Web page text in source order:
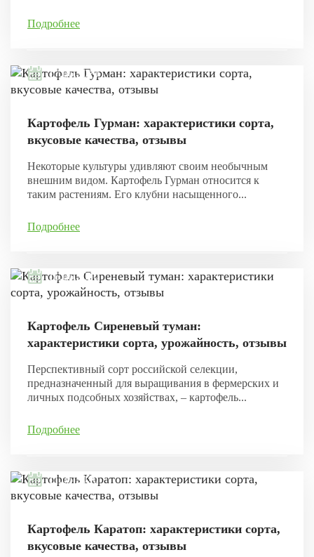
Подробнее
17.06.2020
Картофель Гурман: характеристики сорта,
вкусовые качества, отзывы
Некоторые культуры удивляют своим необычным
внешним видом. Картофель Гурман относится к
таким растениям. Его клубни насыщенного...
Подробнее
16.06.2020
Картофель Сиреневый туман:
характеристики сорта, урожайность, отзывы
Перспективный сорт российской селекции,
предназначенный для выращивания в фермерских и
личных подсобных хозяйствах, – картофель...
Подробнее
11.06.2020
Картофель Каратоп: характеристики сорта,
вкусовые качества, отзывы